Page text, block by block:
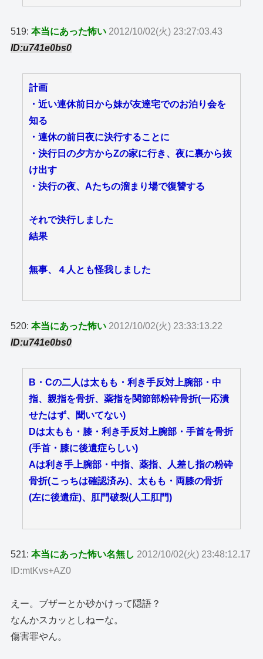
519:本当にあった怖い 2012/10/02(火) 23:27:03.43
ID:u741e0bs0
計画
・近い連休前日から妹が友達宅でのお泊り会を
知る
・連休の前日夜に決行することに
・決行日の夕方からZの家に行き、夜に裏から抜
け出す
・決行の夜、Aたちの溜まり場で復讐する
それで決行しました
結果
無事、４人とも怪我しました
520:本当にあった怖い 2012/10/02(火) 23:33:13.22
ID:u741e0bs0
B・Cの二人は太もも・利き手反対上腕部・中
指、親指を骨折、薬指を関節部粉砕骨折(一応潰
せたはず、聞いてない)
Dは太もも・膝・利き手反対上腕部・手首を骨折
(手首・膝に後遺症らしい)
Aは利き手上腕部・中指、薬指、人差し指の粉砕
骨折(こっちは確認済み)、太もも・両膝の骨折
(左に後遺症)、肛門破裂(人工肛門)
521:本当にあった怖い名無し 2012/10/02(火) 23:48:12.17
ID:mtKvs+AZ0
えー。ブザーとか砂かけって隠語？
なんかスカッとしねーな。
傷害罪やん。